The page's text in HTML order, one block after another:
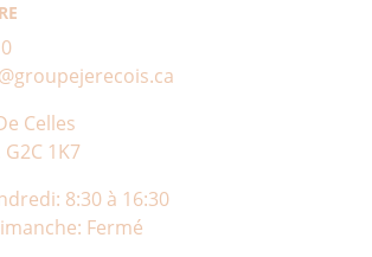
Celles
1K7
8:30 à 16:30
Fermé